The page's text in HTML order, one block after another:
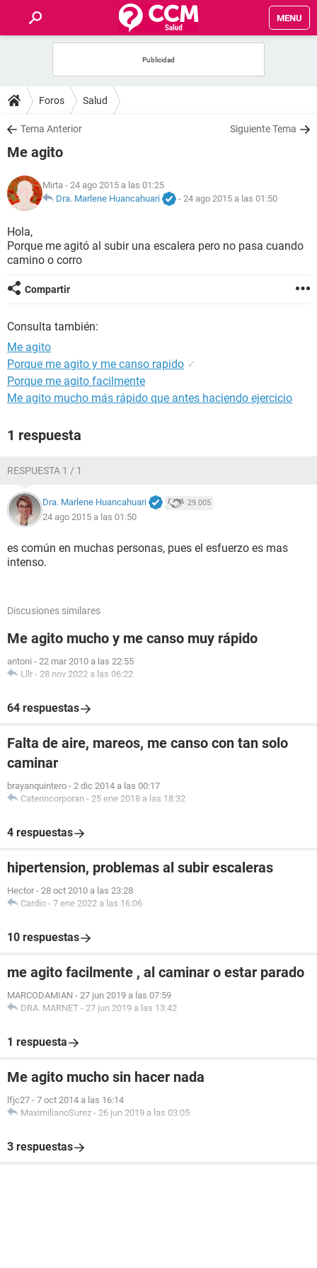
MENU
FOROS
SALUD
FAMILIA
NUTRICIÓN
BIENESTAR
Foros Salud
Tema Anterior Siguiente Tema
Me agito
Mirta - 24 ago 2015 a las 01:25
Dra. Marlene Huancahuari
- 24 ago 2015 a las 01:50
Hola,
Porque me agitó al subir una escalera pero no pasa cuando
camino o corro
Compartir
Consulta también:
Me agito
Porque me agito y me canso rapido ✓
Porque me agito facilmente
Me agito mucho más rápido que antes haciendo ejercicio
1 respuesta
RESPUESTA 1 / 1
Dra. Marlene Huancahuari 29.005
24 ago 2015 a las 01:50
es común en muchas personas, pues el esfuerzo es mas
intenso.
Discusiones similares
Me agito mucho y me canso muy rápido
antoni - 22 mar 2010 a las 22:55
Lllr - 28 nov 2022 a las 06:22
64 respuestas
Falta de aire, mareos, me canso con tan solo
caminar
brayanquintero - 2 dic 2014 a las 00:17
Caterincorporan - 25 ene 2018 a las 18:32
4 respuestas
hipertension, problemas al subir escaleras
Hector - 28 oct 2010 a las 23:28
Cardio - 7 ene 2022 a las 16:06
10 respuestas
me agito facilmente , al caminar o estar parado
MARCODAMIAN - 27 jun 2019 a las 07:59
DRA. MARNET - 27 jun 2019 a las 13:42
1 respuesta
Me agito mucho sin hacer nada
lfjc27 - 7 oct 2014 a las 16:14
MaximilianoSurez - 26 jun 2019 a las 03:05
3 respuestas